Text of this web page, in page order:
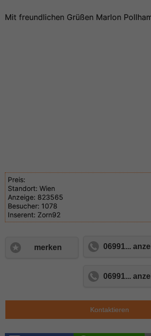
Mit freundlichen Grüßen Marlon
Preis:
Standort: Wien
Anzeige: 823565
Besucher: 1078
Inserent: Zorn92
merken 06991...
06991...
Kontaktieren